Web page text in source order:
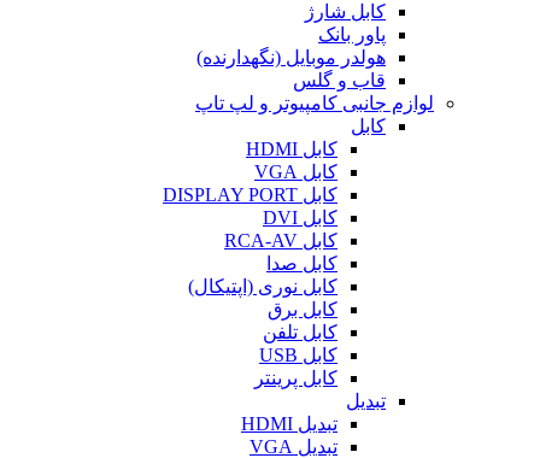
کابل شارژ
پاور بانک
هولدر موبایل (نگهدارنده)
قاب و گلس
لوازم جانبی کامپیوتر و لپ تاپ
کابل
کابل HDMI
کابل VGA
کابل DISPLAY PORT
کابل DVI
کابل RCA-AV
کابل صدا
کابل نوری (اپتیکال)
کابل برق
کابل تلفن
کابل USB
کابل پرینتر
تبدیل
تبدیل HDMI
تبدیل VGA